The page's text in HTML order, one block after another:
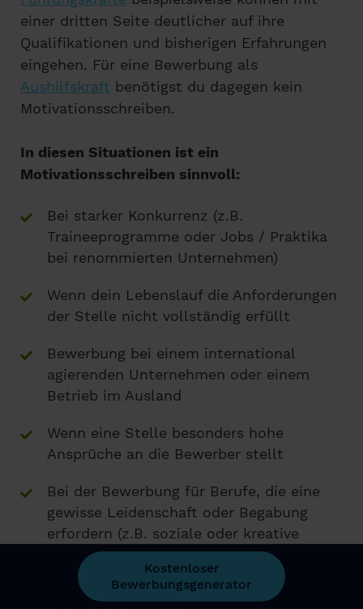
einer dritten Seite deutlicher auf ihre
Qualifikationen und bisherigen Erfahrungen
eingehen. Für eine Bewerbung als
Aushilfskraft benötigst du dagegen kein
Motivationsschreiben.
In diesen Situationen ist ein
Motivationsschreiben sinnvoll:
Bei starker Konkurrenz (z.B.
Traineeprogramme oder Jobs / Praktika
bei renommierten Unternehmen)
Wenn dein Lebenslauf die Anforderungen
der Stelle nicht vollständig erfüllt
Bewerbung bei einem international
agierenden Unternehmen oder einem
Betrieb im Ausland
Wenn eine Stelle besonders hohe
Ansprüche an die Bewerber stellt
Bei der Bewerbung für Berufe, die eine
gewisse Leidenschaft oder Begabung
erfordern (z.B. soziale oder kreative
Berufe)
Wenn ein Motivationsschreiben gefordert
Kostenloser
Bewerbungsgenerator